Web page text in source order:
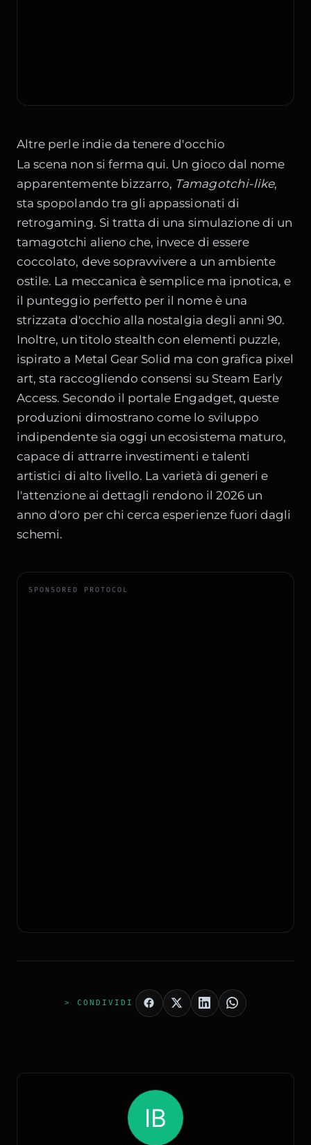
Altre perle indie da tenere d'occhio
La scena non si ferma qui. Un gioco dal nome
apparentemente bizzarro, Tamagotchi-like,
sta spopolando tra gli appassionati di
retrogaming. Si tratta di una simulazione di un
tamagotchi alieno che, invece di essere
coccolato, deve sopravvivere a un ambiente
ostile. La meccanica è semplice ma ipnotica, e
il punteggio perfetto per il nome è una
strizzata d'occhio alla nostalgia degli anni 90.
Inoltre, un titolo stealth con elementi puzzle,
ispirato a Metal Gear Solid ma con grafica pixel
art, sta raccogliendo consensi su Steam Early
Access. Secondo il portale Engadget, queste
produzioni dimostrano come lo sviluppo
indipendente sia oggi un ecosistema maturo,
capace di attrarre investimenti e talenti
artistici di alto livello. La varietà di generi e
l'attenzione ai dettagli rendono il 2026 un
anno d'oro per chi cerca esperienze fuori dagli
schemi.
SPONSORED PROTOCOL
> CONDIVIDI